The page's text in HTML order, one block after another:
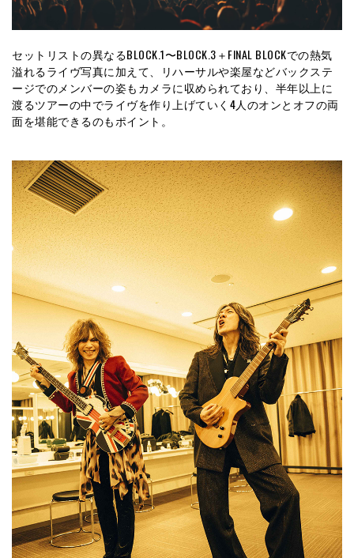
セットリストの異なるBLOCK.1〜BLOCK.3＋FINAL BLOCKでの熱気
溢れるライヴ写真に加えて、リハーサルや楽屋などバックステ
ージでのメンバーの姿もカメラに収められており、半年以上に
渡るツアーの中でライヴを作り上げていく4人のオンとオフの両
面を堪能できるのもポイント。